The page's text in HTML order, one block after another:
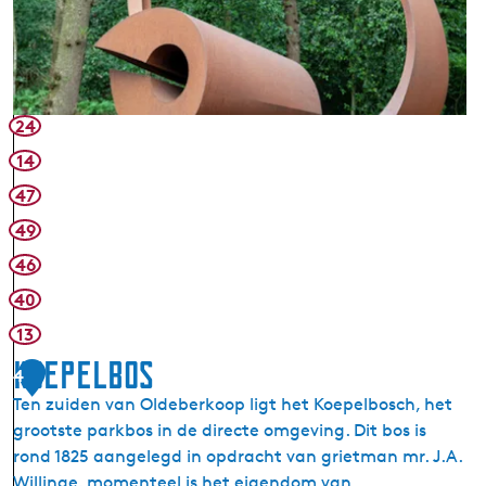
e
b
e
r
k
o
o
p
e
l
d
H
e
i
n
M
a
d
e
r
M
l
e
n
b
24
14
47
49
46
40
13
4
Koepelbos
Ten zuiden van Oldeberkoop ligt het Koepelbosch, het
grootste parkbos in de directe omgeving. Dit bos is
rond 1825 aangelegd in opdracht van grietman mr. J.A.